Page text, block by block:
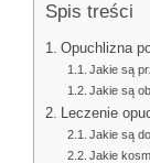
Spis treści
Opuchlizna
Jakie są
Jakie są
Leczenie
Jakie są
Jakie